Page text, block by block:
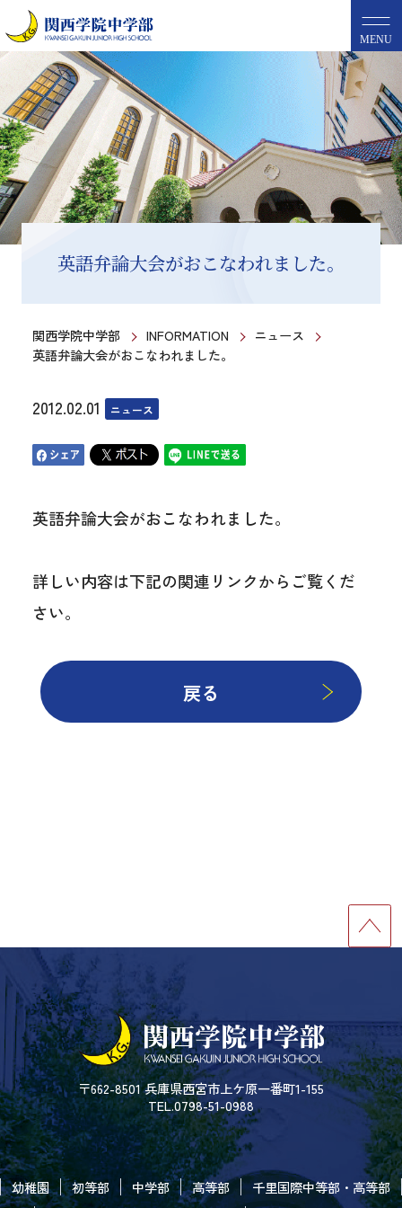
MENU
英語弁論大会がおこなわれました。
関西学院中学部 INFORMATION
ニュース
英語弁論大会がおこなわれました。
2012.02.01 ニュース
英語弁論大会がおこなわれました。
詳しい内容は下記の関連リンクからご覧くだ
さい。
戻る
〒662-8501 兵庫県西宮市上ケ原一番町1-155
TEL.0798-51-0988
幼稚園 初等部 中学部 高等部
千里国際中等部・高等部